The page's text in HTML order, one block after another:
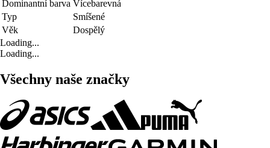
Dominantní barva Vícebarevná
Typ
Smíšené
Věk
Dospělý
Loading...
Loading...
Všechny naše značky